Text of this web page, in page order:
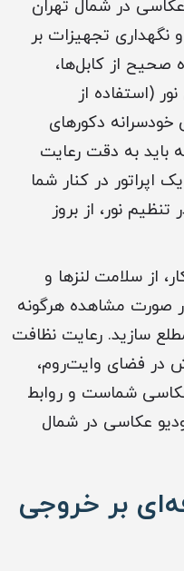
در شمال تهران
تجهیزات بر
از کابل‌ها،
(استفاده از
دکورهای
باید به دقت رعایت
اپراتور در کنار شما
نور، از بروز
از سلامت لنزها و
صورت مشاهده هرگونه
سازید. رعایت نظافت
در فضای وایت‌روم،
شماست و روابط
عکاسی در شمال
بر خروجی